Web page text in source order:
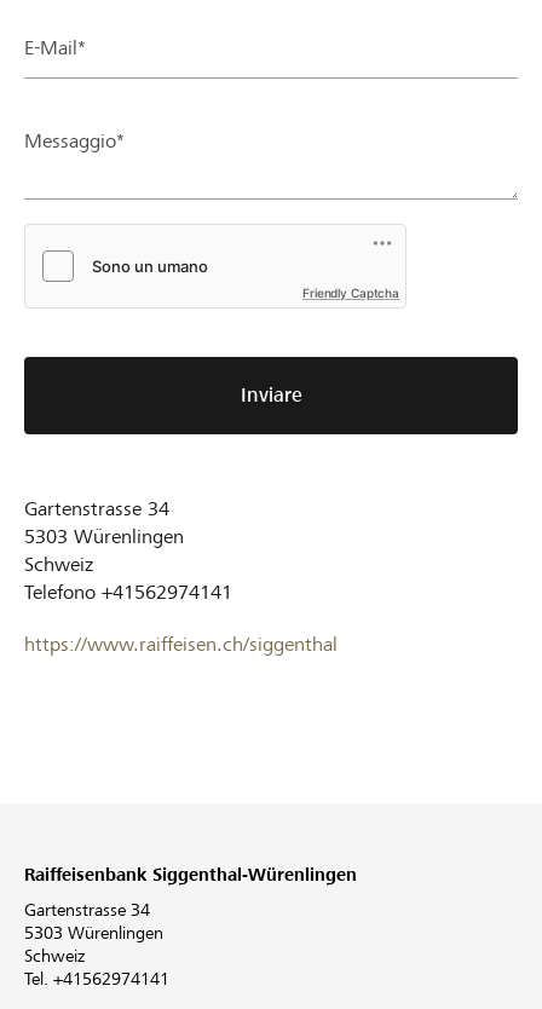
E-Mail*
Messaggio*
Friendly Captcha
Inviare
Gartenstrasse 34
5303 Würenlingen
Schweiz
Telefono +41562974141
https://www.raiffeisen.ch/siggenthal
Raiffeisenbank Siggenthal-Würenlingen
Gartenstrasse 34
5303 Würenlingen
Schweiz
Tel. +41562974141